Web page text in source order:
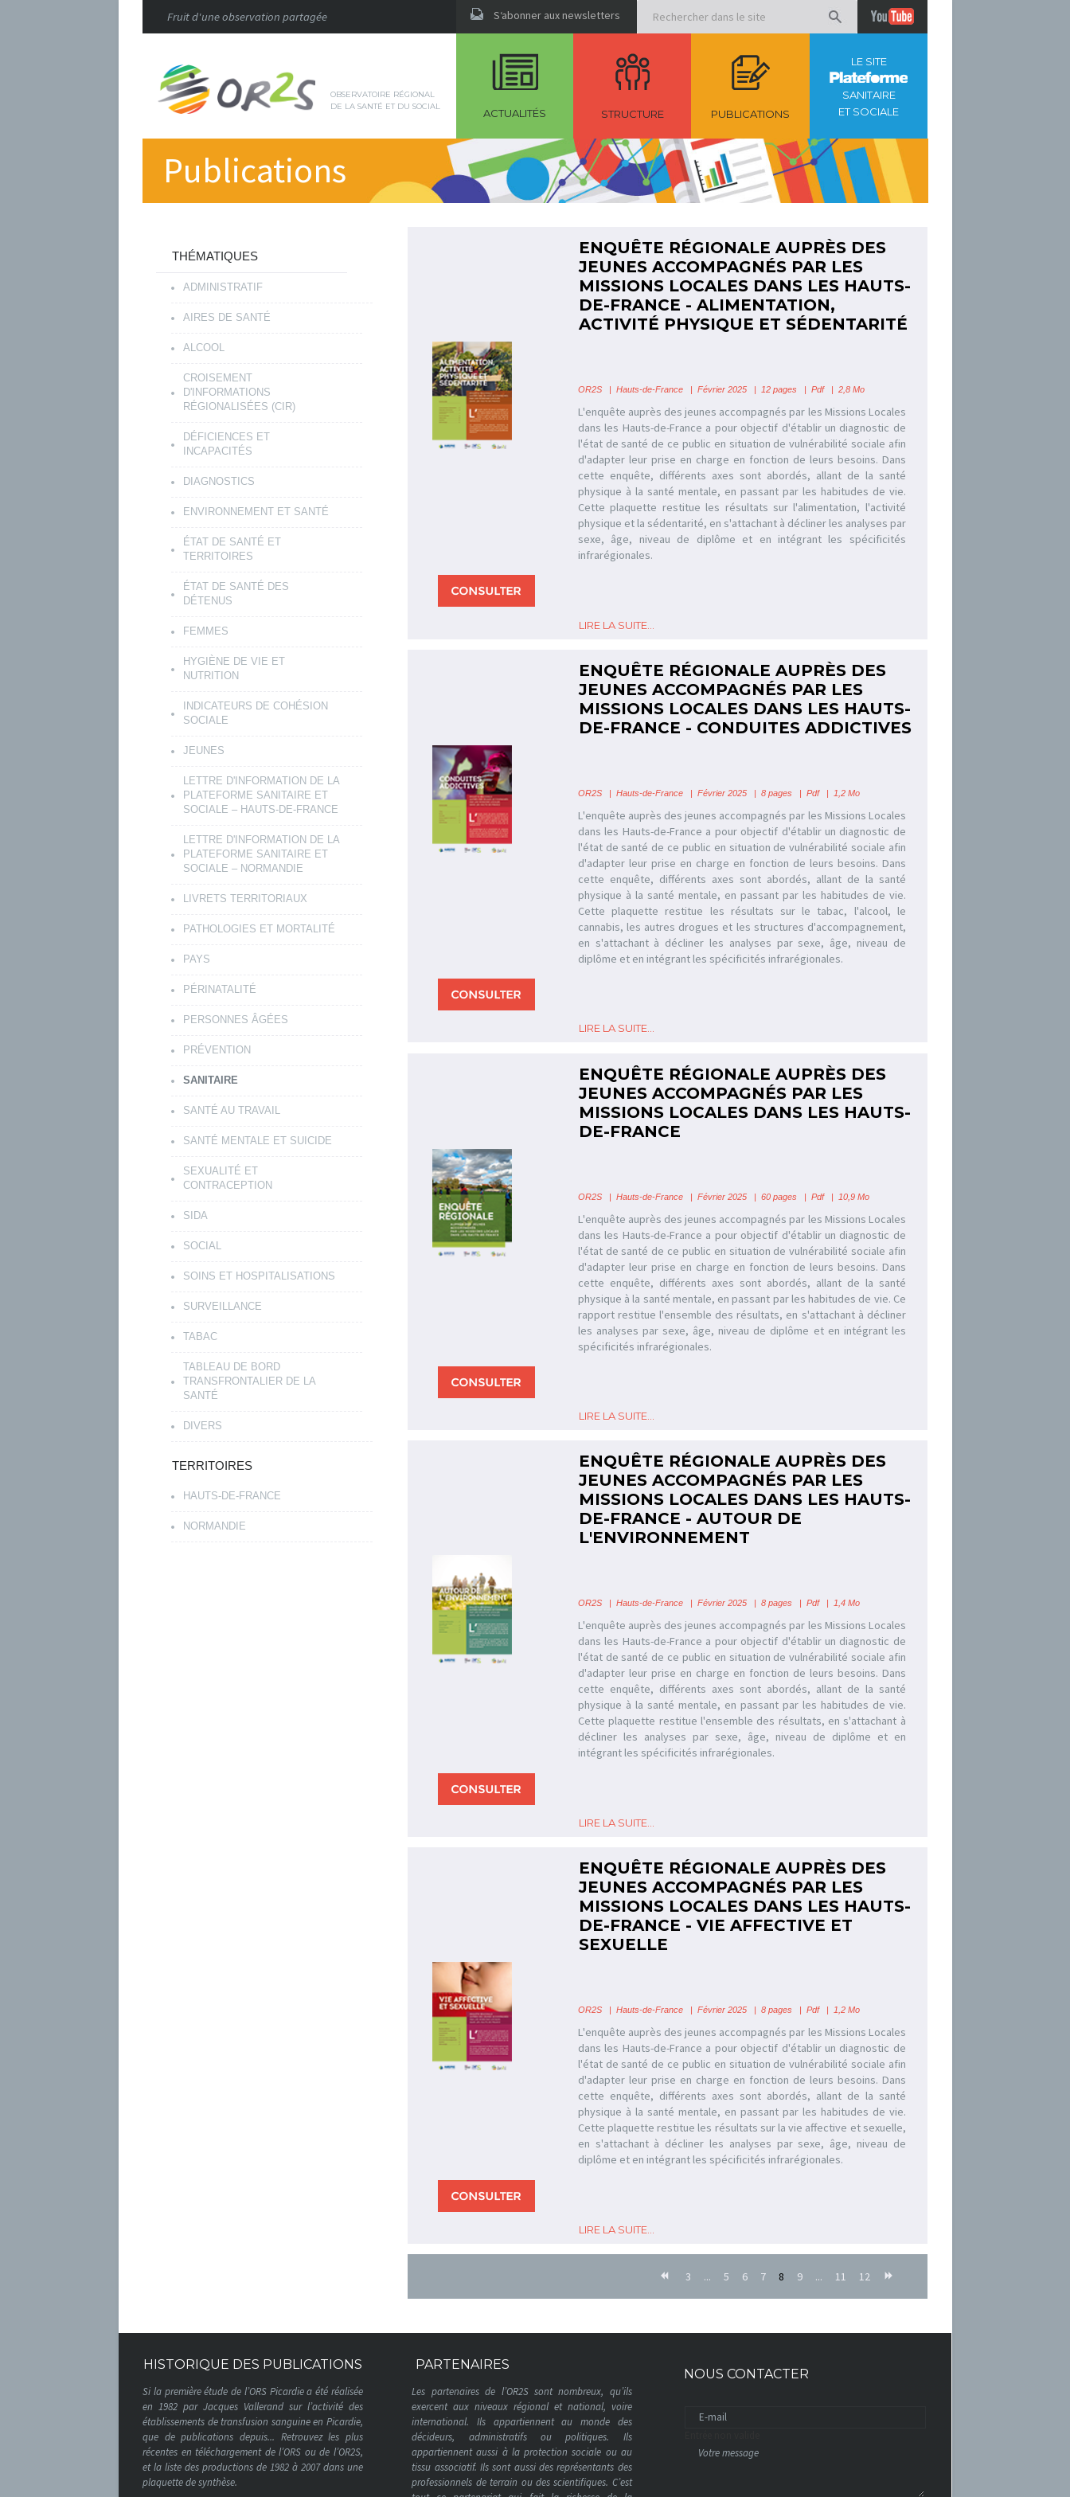
Fruit d'une observation partagée S‘abonner aux newsletters
OBSERVATOIRE RÉGIONAL
DE LA SANTÉ ET DU SOCIAL
ACTUALITÉS STRUCTURE PUBLICATIONS
LE SITE
SANITAIRE
ET SOCIALE
Publications
THÉMATIQUES
ADMINISTRATIF
AIRES DE SANTÉ
ALCOOL
CROISEMENT
D'INFORMATIONS
RÉGIONALISÉES (CIR)
DÉFICIENCES ET
INCAPACITÉS
DIAGNOSTICS
ENVIRONNEMENT ET SANTÉ
ÉTAT DE SANTÉ ET
TERRITOIRES
ÉTAT DE SANTÉ DES
DÉTENUS
FEMMES
HYGIÈNE DE VIE ET
NUTRITION
INDICATEURS DE COHÉSION
SOCIALE
JEUNES
LETTRE D'INFORMATION DE LA
PLATEFORME SANITAIRE ET
SOCIALE – HAUTS-DE-FRANCE
LETTRE D'INFORMATION DE LA
PLATEFORME SANITAIRE ET
SOCIALE – NORMANDIE
LIVRETS TERRITORIAUX
PATHOLOGIES ET MORTALITÉ
PAYS
PÉRINATALITÉ
PERSONNES ÂGÉES
PRÉVENTION
SANITAIRE
SANTÉ AU TRAVAIL
SANTÉ MENTALE ET SUICIDE
SEXUALITÉ ET
CONTRACEPTION
SIDA
SOCIAL
SOINS ET HOSPITALISATIONS
SURVEILLANCE
TABAC
TABLEAU DE BORD
TRANSFRONTALIER DE LA
SANTÉ
DIVERS
TERRITOIRES
HAUTS-DE-FRANCE
NORMANDIE
ENQUÊTE RÉGIONALE AUPRÈS DES
JEUNES ACCOMPAGNÉS PAR LES
MISSIONS LOCALES DANS LES HAUTS-
DE-FRANCE - ALIMENTATION,
ACTIVITÉ PHYSIQUE ET SÉDENTARITÉ
OR2S | Hauts-de-France| Février 2025 | 12 pages | Pdf | 2,8 Mo
L'enquête auprès des jeunes accompagnés par les Missions Locales
dans les Hauts-de-France a pour objectif d'établir un diagnostic de
l'état de santé de ce public en situation de vulnérabilité sociale afin
d'adapter leur prise en charge en fonction de leurs besoins. Dans
cette enquête, différents axes sont abordés, allant de la santé
physique à la santé mentale, en passant par les habitudes de vie.
Cette plaquette restitue les résultats sur l'alimentation, l'activité
physique et la sédentarité, en s'attachant à décliner les analyses par
sexe, âge, niveau de diplôme et en intégrant les spécificités
infrarégionales.
LIRE LA SUITE...
ENQUÊTE RÉGIONALE AUPRÈS DES
JEUNES ACCOMPAGNÉS PAR LES
MISSIONS LOCALES DANS LES HAUTS-
DE-FRANCE - CONDUITES ADDICTIVES
OR2S | Hauts-de-France| Février 2025 | 8 pages | Pdf | 1,2 Mo
L'enquête auprès des jeunes accompagnés par les Missions Locales
dans les Hauts-de-France a pour objectif d'établir un diagnostic de
l'état de santé de ce public en situation de vulnérabilité sociale afin
d'adapter leur prise en charge en fonction de leurs besoins. Dans
cette enquête, différents axes sont abordés, allant de la santé
physique à la santé mentale, en passant par les habitudes de vie.
Cette plaquette restitue les résultats sur le tabac, l'alcool, le
cannabis, les autres drogues et les structures d'accompagnement,
en s'attachant à décliner les analyses par sexe, âge, niveau de
diplôme et en intégrant les spécificités infrarégionales.
LIRE LA SUITE...
ENQUÊTE RÉGIONALE AUPRÈS DES
JEUNES ACCOMPAGNÉS PAR LES
MISSIONS LOCALES DANS LES HAUTS-
DE-FRANCE
OR2S | Hauts-de-France| Février 2025 | 60 pages | Pdf | 10,9 Mo
L'enquête auprès des jeunes accompagnés par les Missions Locales
dans les Hauts-de-France a pour objectif d'établir un diagnostic de
l'état de santé de ce public en situation de vulnérabilité sociale afin
d'adapter leur prise en charge en fonction de leurs besoins. Dans
cette enquête, différents axes sont abordés, allant de la santé
physique à la santé mentale, en passant par les habitudes de vie. Ce
rapport restitue l'ensemble des résultats, en s'attachant à décliner
les analyses par sexe, âge, niveau de diplôme et en intégrant les
spécificités infrarégionales.
LIRE LA SUITE...
ENQUÊTE RÉGIONALE AUPRÈS DES
JEUNES ACCOMPAGNÉS PAR LES
MISSIONS LOCALES DANS LES HAUTS-
DE-FRANCE - AUTOUR DE
L'ENVIRONNEMENT
OR2S Hauts-de-France| Février 2025 | 8 pages | Pdf | 1,4 Mo
L'enquête auprès des jeunes accompagnés par les Missions Locales
dans les Hauts-de-France a pour objectif d'établir un diagnostic de
l'état de santé de ce public en situation de vulnérabilité sociale afin
d'adapter leur prise en charge en fonction de leurs besoins. Dans
cette enquête, différents axes sont abordés, allant de la santé
physique à la santé mentale, en passant par les habitudes de vie.
Cette plaquette restitue l'ensemble des résultats, en s'attachant à
décliner les analyses par sexe, âge, niveau de diplôme et en
intégrant les spécificités infrarégionales.
LIRE LA SUITE...
ENQUÊTE RÉGIONALE AUPRÈS DES
JEUNES ACCOMPAGNÉS PAR LES
MISSIONS LOCALES DANS LES HAUTS-
DE-FRANCE - VIE AFFECTIVE ET
SEXUELLE
OR2S Hauts-de-France| Février 2025 | 8 pages | Pdf | 1,2 Mo
L'enquête auprès des jeunes accompagnés par les Missions Locales
dans les Hauts-de-France a pour objectif d'établir un diagnostic de
l'état de santé de ce public en situation de vulnérabilité sociale afin
d'adapter leur prise en charge en fonction de leurs besoins. Dans
cette enquête, différents axes sont abordés, allant de la santé
physique à la santé mentale, en passant par les habitudes de vie.
Cette plaquette restitue les résultats sur la vie affective et sexuelle,
en s'attachant à décliner les analyses par sexe, âge, niveau de
diplôme et en intégrant les spécificités infrarégionales.
LIRE LA SUITE...
3 ... 5 6 7 8 9 ... 11 12
HISTORIQUE DES PUBLICATIONS
Si la première étude de l’ORS Picardie a été réalisée
en 1982 par Jacques Vallerand sur l’activité des
établissements de transfusion sanguine en Picardie,
que de publications depuis... Retrouvez les plus
récentes en téléchargement de l’ORS ou de l’OR2S,
et la liste des productions de 1982 à 2007 dans une
plaquette de synthèse.
PARTENAIRES
Les partenaires de l’OR2S sont nombreux, qu’ils
exercent aux niveaux régional et national, voire
international. Ils appartiennent au monde des
décideurs, administratifs ou politiques. Ils
appartiennent aussi à la protection sociale ou au
tissu associatif. Ils sont aussi des représentants des
professionnels de terrain ou des scientifiques. C’est
NOUS CONTACTER